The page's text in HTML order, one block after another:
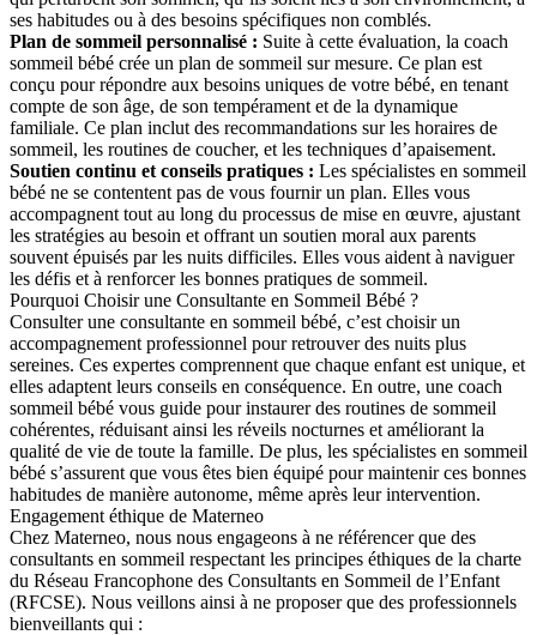
ses habitudes ou à des besoins spécifiques non comblés.
Plan de sommeil personnalisé : Suite à cette évaluation, la coach
sommeil bébé crée un plan de sommeil sur mesure. Ce plan est
conçu pour répondre aux besoins uniques de votre bébé, en tenant
compte de son âge, de son tempérament et de la dynamique
familiale. Ce plan inclut des recommandations sur les horaires de
sommeil, les routines de coucher, et les techniques d’apaisement.
Soutien continu et conseils pratiques : Les spécialistes en sommeil
bébé ne se contentent pas de vous fournir un plan. Elles vous
accompagnent tout au long du processus de mise en œuvre, ajustant
les stratégies au besoin et offrant un soutien moral aux parents
souvent épuisés par les nuits difficiles. Elles vous aident à naviguer
les défis et à renforcer les bonnes pratiques de sommeil.
Pourquoi Choisir une Consultante en Sommeil Bébé ?
Consulter une consultante en sommeil bébé, c’est choisir un
accompagnement professionnel pour retrouver des nuits plus
sereines. Ces expertes comprennent que chaque enfant est unique, et
elles adaptent leurs conseils en conséquence. En outre, une coach
sommeil bébé vous guide pour instaurer des routines de sommeil
cohérentes, réduisant ainsi les réveils nocturnes et améliorant la
qualité de vie de toute la famille. De plus, les spécialistes en sommeil
bébé s’assurent que vous êtes bien équipé pour maintenir ces bonnes
habitudes de manière autonome, même après leur intervention.
Engagement éthique de Materneo
Chez Materneo, nous nous engageons à ne référencer que des
consultants en sommeil respectant les principes éthiques de la charte
du Réseau Francophone des Consultants en Sommeil de l’Enfant
(RFCSE). Nous veillons ainsi à ne proposer que des professionnels
bienveillants qui :